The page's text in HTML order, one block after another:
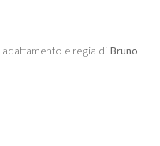
adattamento e regia di Bruno